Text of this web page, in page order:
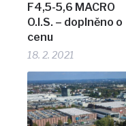
F4,5-5,6 MACRO
O.I.S. – doplněno o
cenu
18. 2. 2021